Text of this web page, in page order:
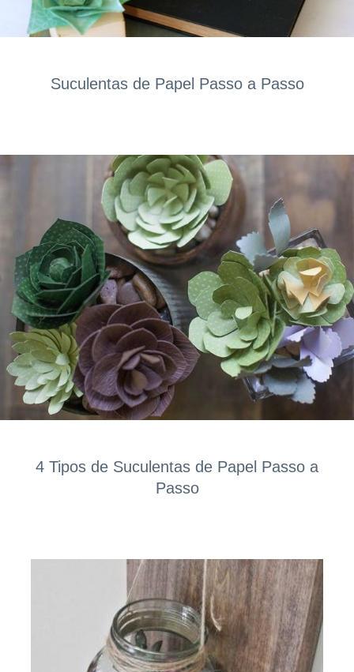
Suculentas de Papel Passo a Passo
4 Tipos de Suculentas de Papel Passo a
Passo